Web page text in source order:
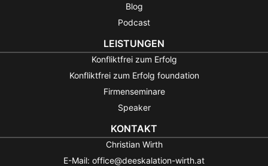
Blog
Podcast
LEISTUNGEN
Konfliktfrei zum Erfolg
Konfliktfrei zum Erfolg foundation
Firmenseminare
Speaker
KONTAKT
Christian Wirth
E-Mail: office@deeskalation-wirth.at